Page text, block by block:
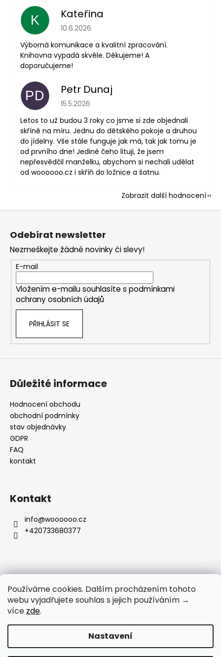
Používáme cookies. Dalším procházením tohoto
webu vyjadřujete souhlas s jejich používáním →
více zde.
Nastavení
UPOZORNÉNÍ PRO ZÁKAZNÍKY: Čerpání dovolené od 3. 8. do 9.
8. 2026. E-Shop zůstává otevřený a i nadále můžete
K Kateřina
Hodnocení obchodu je 5 z 5 hvězdiček.
10.6.2026
Výborná komunikace a kvalitní zpracování.
Knihovna vypadá skvěle. Děkujeme! A
doporučujeme!
PD Petr Dunaj
Hodnocení obchodu je 5 z 5 hvězdiček.
15.5.2026
Letos to už budou 3 roky co jsme si zde objednali
skříně na míru. Jednu do dětského pokoje a druhou
do jídelny. Vše stále funguje jak má, tak jak tomu je
od prvního dne! Jediné čeho lituji, že jsem
nepřesvědčil manželku, abychom si nechali udělat
od woooooo.cz i skříň do ložnice a šatnu.
Zobrazit další hodnocení
Z
Odebírat newsletter
Nezmeškejte žádné novinky či slevy!
E-mail
Vložením e-mailu souhlasíte s podmínkami
ochrany osobních údajů
PŘIHLÁSIT SE
Důležité informace
Hodnocení obchodu
obchodní podmínky
stav objednávky
GDPR
FAQ
kontakt
Kontakt
info@woooooo.cz
+420733680377
Přijímáme online platby